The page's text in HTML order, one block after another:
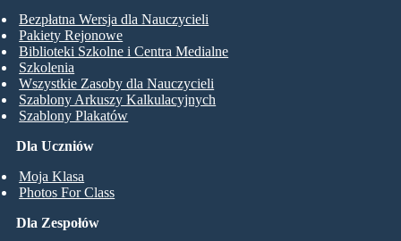
Dla Uczniów
Moja Klasa
Photos For Class
Bezpłatna Wersja dla Nauczycieli
Pakiety Rejonowe
Biblioteki Szkolne i Centra Medialne
Szkolenia
Wszystkie Zasoby dla Nauczycieli
Szablony Arkuszy Kalkulacyjnych
Szablony Plakatów
Dla Zespołów